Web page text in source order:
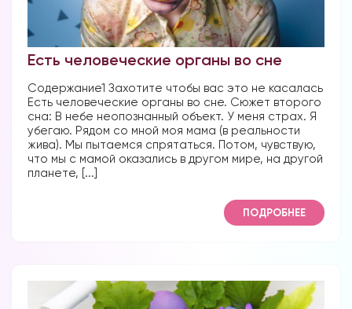
Есть человеческие органы во сне
Содержание1 Захотите чтобы вас это не касалась
Есть человеческие органы во сне. Сюжет второго
сна: В небе неопознанный объект. У меня страх. Я
убегаю. Рядом со мной моя мама (в реальности
жива). Мы пытаемся спрятаться. Потом, чувствую,
что мы с мамой оказались в другом мире, на другой
планете, [...]
ПОДРОБНЕЕ
Вы можете получать информацию во
снах (проверено более 100000
участниками)
Мы разработали систему практик, с
помощью которой можно получать
информацию во снах с первых дней.
Скачайте приложение, чтобы получить
доступ: